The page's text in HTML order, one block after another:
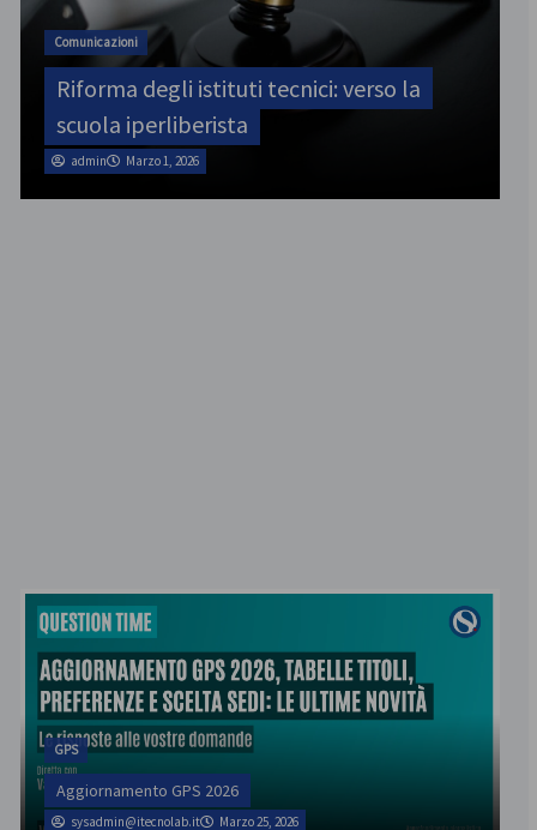
ATA
SINATAS Venezia, assemblea provinciale
il 31 luglio
admin Marzo 1, 2026
GPS
Aggiornamento GPS 2026
sysadmin@itecnolab.it Marzo 25, 2026